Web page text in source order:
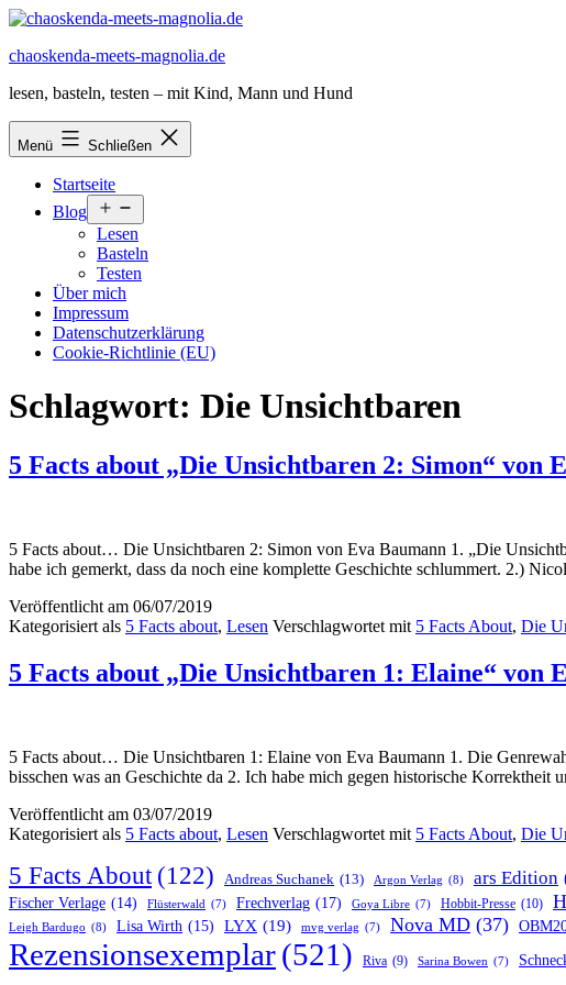
Zum
springen
chaoskenda-meets-magnolia.de
lesen, basteln, testen – mit Kind, Mann und Hund
Menü Schließen
Startseite
Blog
öffnen
Lesen
Basteln
Testen
Über mich
Impressum
Datenschutzerklärung
Cookie-Richtlinie (EU)
Schlagwort: Die Unsichtbaren
5 Facts about „Die Unsichtbaren 2: Simon“ von
5 Facts about… Die Unsichtbaren 2: Simon von Eva Baumann 1. „Die
habe ich gemerkt, dass da noch eine komplette Geschichte schlummert. 2.)
Veröffentlicht am 06/07/2019
Kategorisiert als 5 Facts about, Lesen Verschlagwortet mit 5 Facts About, Die
5 Facts about „Die Unsichtbaren 1: Elaine“ von
5 Facts about… Die Unsichtbaren 1: Elaine von Eva Baumann 1. Die
bisschen was an Geschichte da 2. Ich habe mich gegen historische
Veröffentlicht am 03/07/2019
Kategorisiert als 5 Facts about, Lesen Verschlagwortet mit 5 Facts About, Die
5 Facts About (122) Andreas Suchanek (13) Argon Verlag (8) ars Edition
Fischer Verlage (14) Flüsterwald (7) Frechverlag (17) Goya Libre (7) Hobbit-Presse (10)
Leigh Bardugo (8) Lisa Wirth (15) LYX (19) mvg verlag (7) Nova MD (37)
Rezensionsexemplar(521) Riva (9) Sarina Bowen (7)